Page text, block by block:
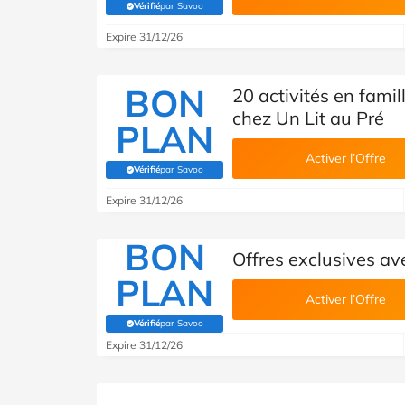
Vérifiépar Savoo
(Vérifié par Savoo)
Expire 31/12/26
BON
PLAN
Vérifiépar Savoo
(Vérifié par Savoo)
20 activités en
chez Un Lit au Pré
Activer l’Offre
Expire 31/12/26
BON
PLAN
Vérifiépar Savoo
(Vérifié par Savoo)
Offres exclusives
Activer l’Offre
Expire 31/12/26